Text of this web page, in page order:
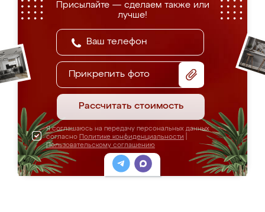
Присылайте — сделаем также или
лучше!
Прикрепить фото
Рассчитать стоимость
Я соглашаюсь на передачу персональных данных
согласно Политике конфиденциальности
Пользовательскому соглашению